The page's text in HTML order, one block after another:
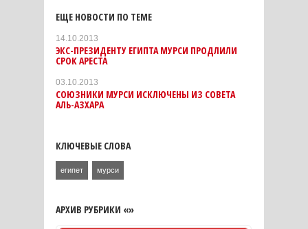
ЕЩЕ НОВОСТИ ПО ТЕМЕ
14.10.2013
ЭКС-ПРЕЗИДЕНТУ ЕГИПТА МУРСИ ПРОДЛИЛИ
СРОК АРЕСТА
03.10.2013
СОЮЗНИКИ МУРСИ ИСКЛЮЧЕНЫ ИЗ СОВЕТА
АЛЬ-АЗХАРА
КЛЮЧЕВЫЕ СЛОВА
египет мурси
АРХИВ РУБРИКИ «»